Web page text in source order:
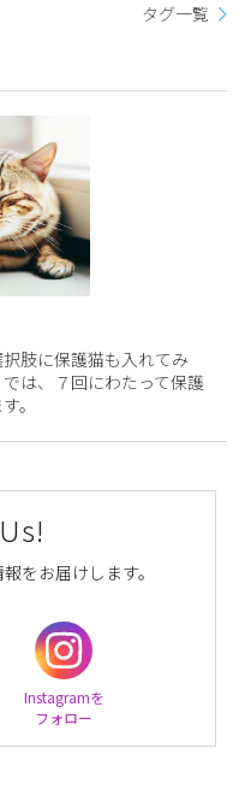
タグ一覧
肢に保護猫も入れてみ
は、７回にわたって保護
。
をお届けします。
Instagramを
フォロー